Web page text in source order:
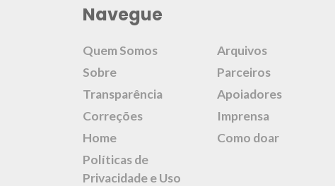
Navegue
Quem Somos
Sobre
Transparência
Correções
Home
Políticas de
Privacidade e Uso
Arquivos
Parceiros
Apoiadores
Imprensa
Como doar